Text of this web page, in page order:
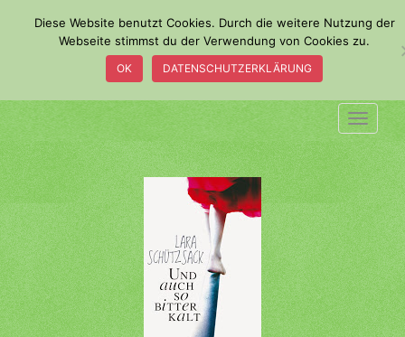
o
m
a
i
n
c
o
n
t
e
n
Diese Website benutzt Cookies. Durch die weitere Nutzung der
Webseite stimmst du der Verwendung von Cookies zu.
OK DATENSCHUTZERKLÄRUNG